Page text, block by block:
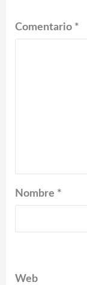
Comentario *
Nombre *
Web